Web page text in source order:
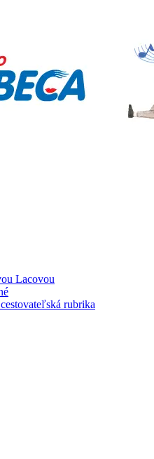
Lacovou
rubrika